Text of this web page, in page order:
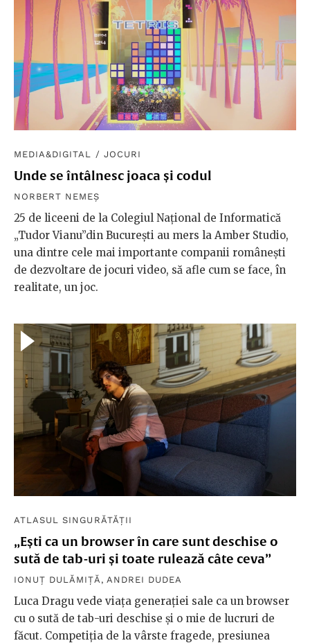
MEDIA&DIGITAL / JOCURI
Unde se întâlnesc joaca și codul
NORBERT NEMEȘ
25 de liceeni de la Colegiul Național de Informatică
„Tudor Vianu”din București au mers la Amber Studio,
una dintre cele mai importante companii românești
de dezvoltare de jocuri video, să afle cum se face, în
realitate, un joc.
ATLASUL SINGURĂTĂȚII
„Ești ca un browser în care sunt deschise o
sută de tab-uri și toate rulează câte ceva”
IONUȚ DULĂMIȚĂ , ANDREI DUDEA
Luca Dragu vede viața generației sale ca un browser
cu o sută de tab-uri deschise și o mie de lucruri de
făcut. Competiția de la vârste fragede, presiunea